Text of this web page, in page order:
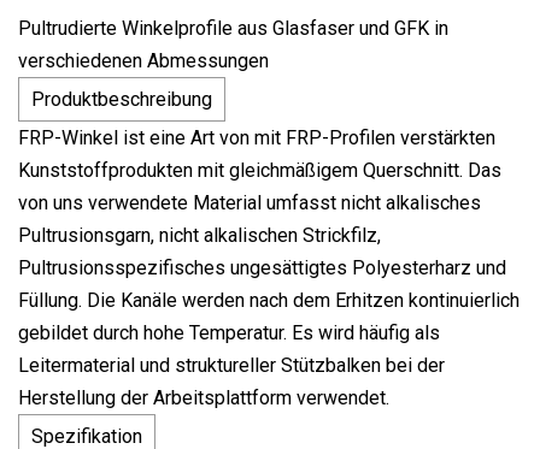
Pultrudierte Winkelprofile aus Glasfaser und GFK in
verschiedenen Abmessungen
Produktbeschreibung
FRP-Winkel ist eine Art von mit FRP-Profilen verstärkten
Kunststoffprodukten mit gleichmäßigem Querschnitt. Das
von uns verwendete Material umfasst nicht alkalisches
Pultrusionsgarn, nicht alkalischen Strickfilz,
Pultrusionsspezifisches ungesättigtes Polyesterharz und
Füllung. Die Kanäle werden nach dem Erhitzen kontinuierlich
gebildet durch hohe Temperatur. Es wird häufig als
Leitermaterial und struktureller Stützbalken bei der
Herstellung der Arbeitsplattform verwendet.
Spezifikation